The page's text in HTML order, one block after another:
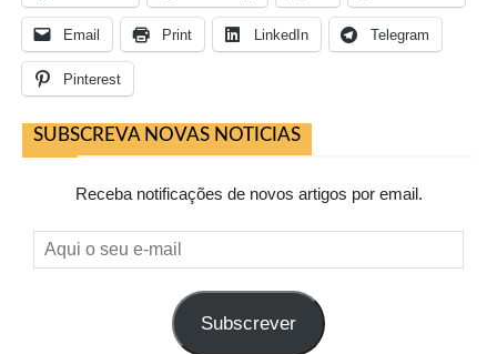
Email Print LinkedIn Telegram
Pinterest
SUBSCREVA NOVAS NOTICIAS
Receba notificações de novos artigos por email.
Aqui
o
Subscrever